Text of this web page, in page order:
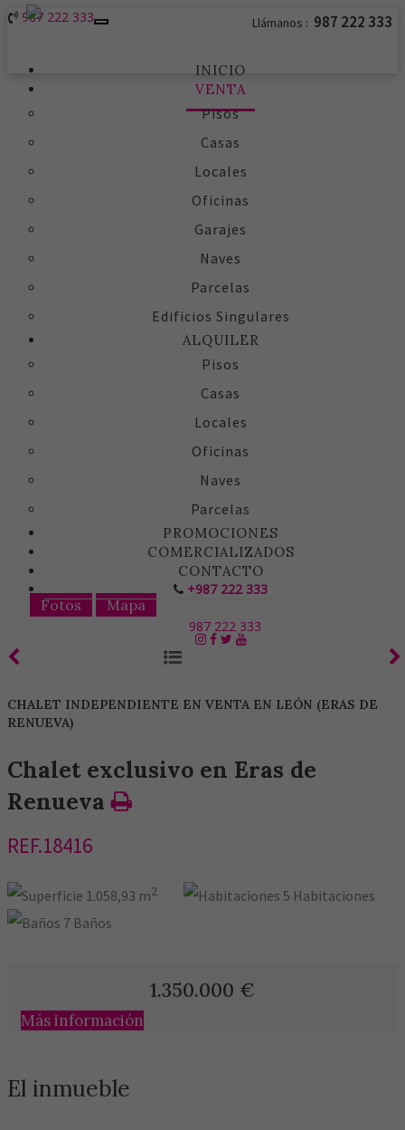
Llámanos : 987 222 333
987 222 333
Toggle
INICIO
VENTA
Pisos
Casas
Locales
Oficinas
Garajes
Naves
Parcelas
Edificios Singulares
ALQUILER
Pisos
Casas
Locales
Oficinas
Naves
Parcelas
PROMOCIONES
COMERCIALIZADOS
CONTACTO
+987 222 333
987 222 333
Fotos Mapa
CHALET INDEPENDIENTE EN VENTA EN LEÓN (ERAS DE
RENUEVA)
Chalet exclusivo en Eras de
Renueva
REF.18416
1.058,93 m2
5 Habitaciones
7 Baños
1.350.000 €
Más información
El inmueble